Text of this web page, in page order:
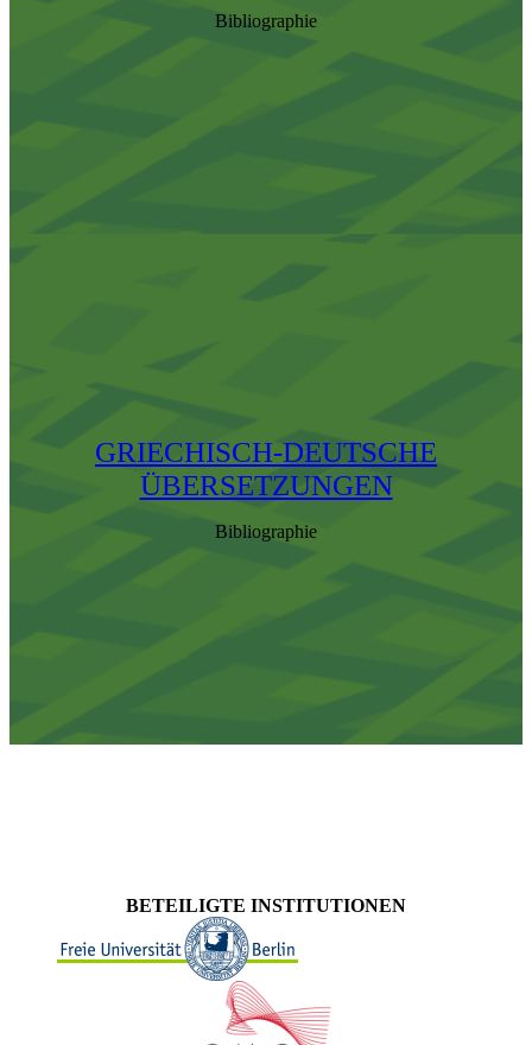
Bibliographie
GRIECHISCH-DEUTSCHE
ÜBERSETZUNGEN
Bibliographie
BETEILIGTE INSTITUTIONEN